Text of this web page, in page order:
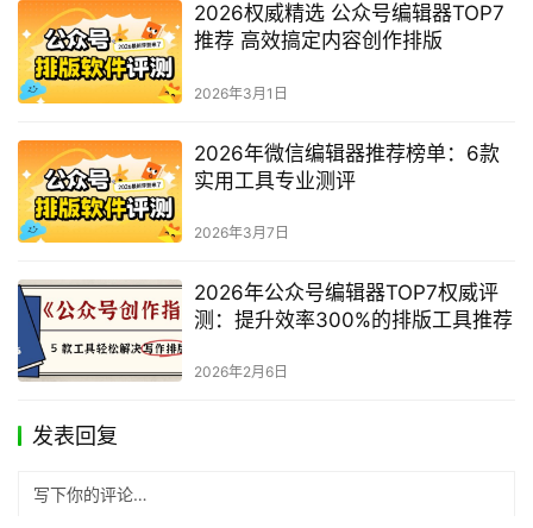
2026权威精选 公众号编辑器TOP7
推荐 高效搞定内容创作排版
2026年3月1日
2026年微信编辑器推荐榜单：6款
实用工具专业测评
2026年3月7日
2026年公众号编辑器TOP7权威评
测：提升效率300%的排版工具推荐
2026年2月6日
发表回复